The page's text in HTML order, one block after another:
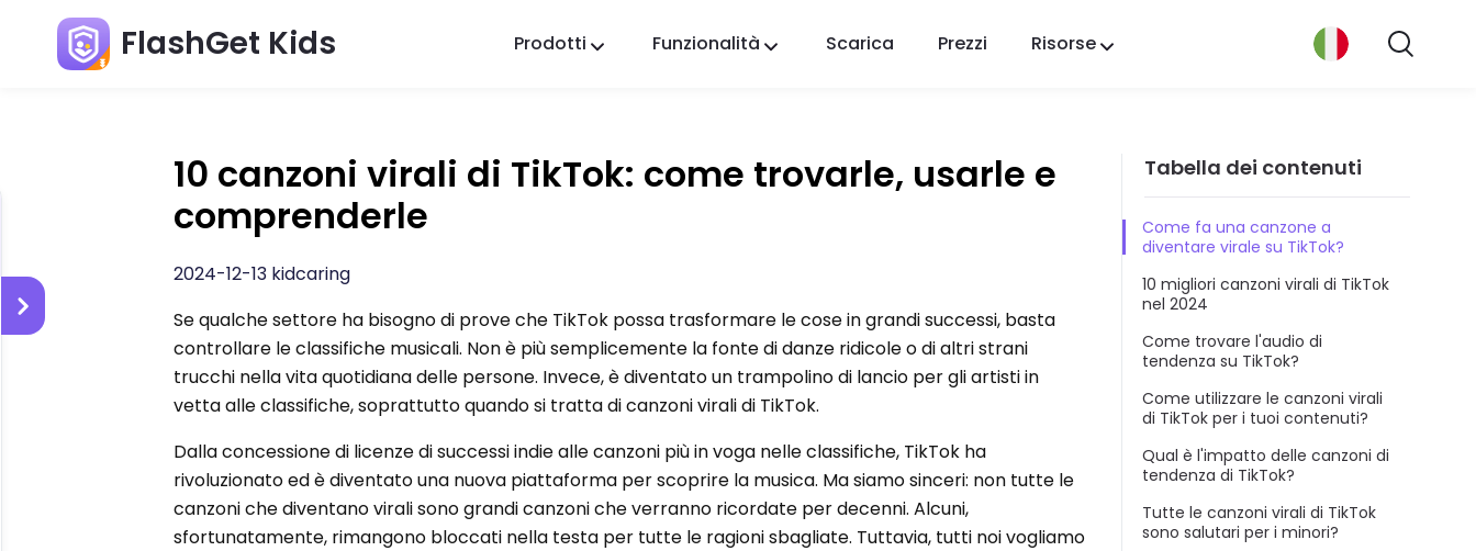
FlashGet Kids Prodotti
FlashGet Finder
Funzionalità Scarica Prezzi Risorse
10 canzoni virali di TikTok: come trovarle, usarle e
comprenderle
2024-12-13 kidcaring
Se qualche settore ha bisogno di prove che TikTok possa trasformare le cose in grandi successi, basta
controllare le classifiche musicali. Non è più semplicemente la fonte di danze ridicole o di altri strani
trucchi nella vita quotidiana delle persone. Invece, è diventato un trampolino di lancio per gli artisti in
vetta alle classifiche, soprattutto quando si tratta di canzoni virali di TikTok.
Dalla concessione di licenze di successi indie alle canzoni più in voga nelle classifiche, TikTok ha
rivoluzionato ed è diventato una nuova piattaforma per scoprire la musica. Ma siamo sinceri: non tutte le
canzoni che diventano virali sono grandi canzoni che verranno ricordate per decenni. Alcuni,
sfortunatamente, rimangono bloccati nella testa per tutte le ragioni sbagliate. Tuttavia, tutti noi vogliamo
Tabella dei contenuti
Come fa una canzone a
diventare virale su TikTok?
10 migliori canzoni virali di TikTok
nel 2024
Come trovare l'audio di
tendenza su TikTok?
Come utilizzare le canzoni virali
di TikTok per i tuoi contenuti?
Qual è l'impatto delle canzoni di
tendenza di TikTok?
Tutte le canzoni virali di TikTok
sono salutari per i minori?